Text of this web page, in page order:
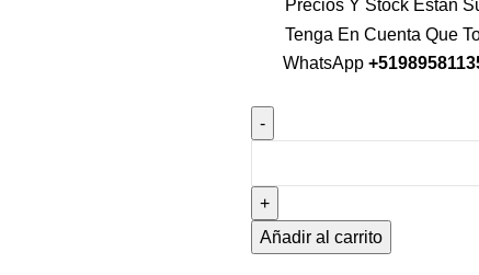
Precios Y Stock Están
Tenga En Cuenta Que
WhatsApp
Añadir al carrito